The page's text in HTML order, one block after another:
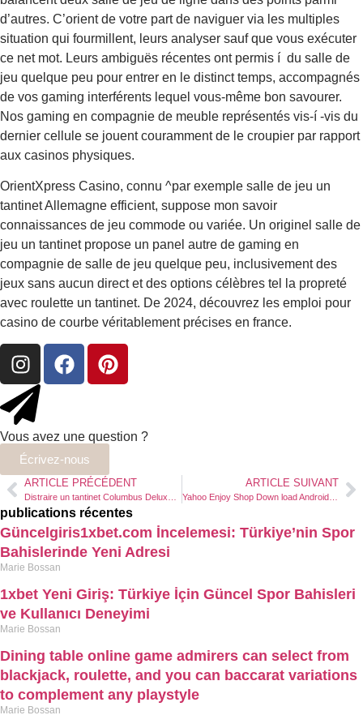
d’autres. C’orient de votre part de naviguer via les multiples
situation qui fourmillent, leurs analyser sauf que vous exécuter
ce net mot. Leurs ambiguës récentes ont permis í du salle de
jeu quelque peu pour entrer en le distinct temps, accompagnés
de vos gaming interférents lequel vous-même bon savourer.
Nos gaming en compagnie de meuble représentés vis-í -vis du
dernier cellule se jouent couramment de le croupier par rapport
aux casinos physiques.
OrientXpress Casino, connu ^par exemple salle de jeu un
tantinet Allemagne efficient, suppose mon savoir
connaissances de jeu commode ou variée. Un originel salle de
jeu un tantinet propose un panel autre de gaming en
compagnie de salle de jeu quelque peu, inclusivement des
jeux sans aucun direct et des options célèbres tel la propreté
avec roulette un tantinet. De 2024, découvrez les emploi pour
casino de courbe véritablement précises en france.
Vous avez une question ?
Écrivez-nous
ARTICLE PRÉCÉDENT ARTICLE SUIVANT
publications récentes
Güncelgiris1xbet.com İncelemesi: Türkiye’nin Spor
Bahislerinde Yeni Adresi
Marie Bossan
1xbet Yeni Giriş: Türkiye İçin Güncel Spor Bahisleri
ve Kullanıcı Deneyimi
Marie Bossan
Dining table online game admirers can select from
blackjack, roulette, and you can baccarat variations
to complement any playstyle
Marie Bossan